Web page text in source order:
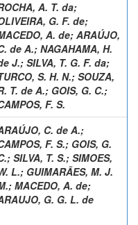
A. T. da;
G. F. de;
A. de; ARAÚJO,
de A.; NAGAHAMA, H.
J.; SILVA, T. G. F. da;
S. H. N.; SOUZA,
T. de A.; GOIS, G. C.;
F. S.
C. de A.;
F. S.; GOIS, G.
; SILVA, T. S.; SIMOES,
L.; GUIMARÃES, M. J.
; MACEDO, A. de;
G. G. L. de